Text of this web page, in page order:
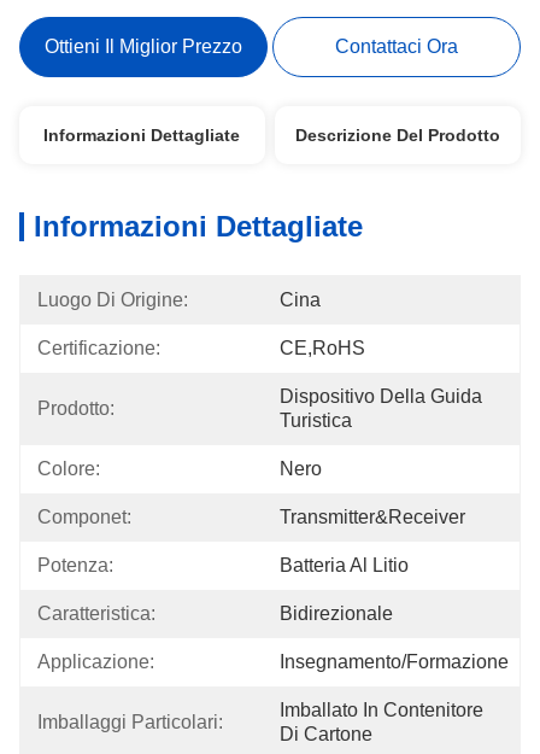
Ottieni Il Miglior Prezzo Contattaci Ora
Informazioni Dettagliate Descrizione Del Prodotto
Informazioni Dettagliate
Luogo Di Origine: Cina
Certificazione: CE,RoHS
Prodotto:
Dispositivo Della Guida
Turistica
Colore: Nero
Componet: Transmitter&Receiver
Potenza: Batteria Al Litio
Caratteristica: Bidirezionale
Applicazione: Insegnamento/formazione
Imballaggi Particolari:
Imballato In Contenitore
Di Cartone